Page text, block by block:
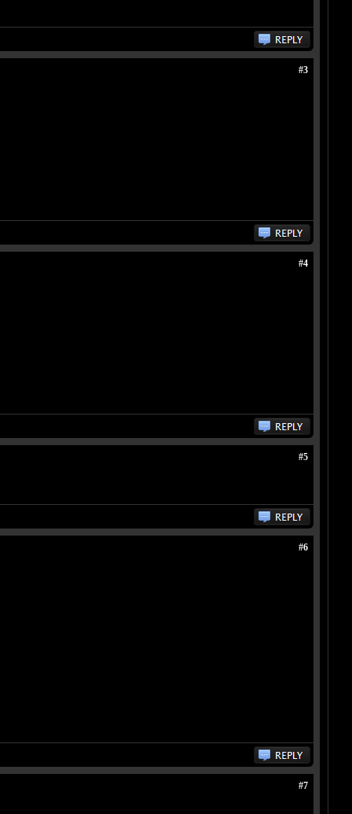
#3
#4
#5
#6
#7